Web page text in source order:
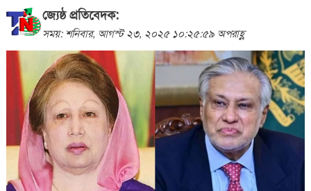
জ্যেষ্ঠ প্রতিবেদক:
সময়: শনিবার, আগস্ট ২৩, ২০২৫ ১০:২৫:৫৯ অপরাহ্ণ